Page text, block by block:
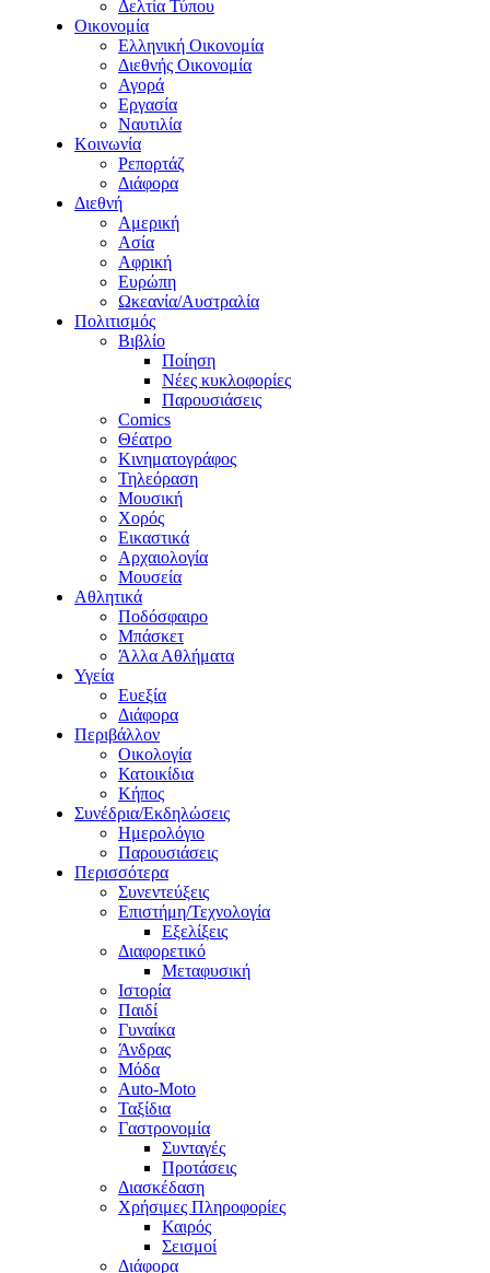
Δελτία Τύπου
Οικονομία
Ελληνική Οικονομία
Διεθνής Οικονομία
Αγορά
Εργασία
Ναυτιλία
Κοινωνία
Ρεπορτάζ
Διάφορα
Διεθνή
Αμερική
Ασία
Αφρική
Ευρώπη
Ωκεανία/Αυστραλία
Πολιτισμός
Βιβλίο
Ποίηση
Νέες κυκλοφορίες
Παρουσιάσεις
Comics
Θέατρο
Κινηματογράφος
Τηλεόραση
Μουσική
Χορός
Εικαστικά
Αρχαιολογία
Μουσεία
Αθλητικά
Ποδόσφαιρο
Μπάσκετ
Άλλα Αθλήματα
Υγεία
Ευεξία
Διάφορα
Περιβάλλον
Οικολογία
Κατοικίδια
Κήπος
Συνέδρια/Εκδηλώσεις
Ημερολόγιο
Παρουσιάσεις
Περισσότερα
Συνεντεύξεις
Επιστήμη/Τεχνολογία
Εξελίξεις
Διαφορετικό
Μεταφυσική
Ιστορία
Παιδί
Γυναίκα
Άνδρας
Μόδα
Auto-Moto
Ταξίδια
Γαστρονομία
Συνταγές
Προτάσεις
Διασκέδαση
Χρήσιμες Πληροφορίες
Καιρός
Σεισμοί
Διάφορα